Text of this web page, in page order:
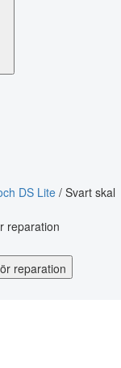
DS Lite/ Svart skal